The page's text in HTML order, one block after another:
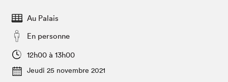
Actualités
SLM PRO
Préparer sa visite
Salon au Palais
Au Palais
En personne
12h00 à 13h00
Jeudi 25 novembre 2021